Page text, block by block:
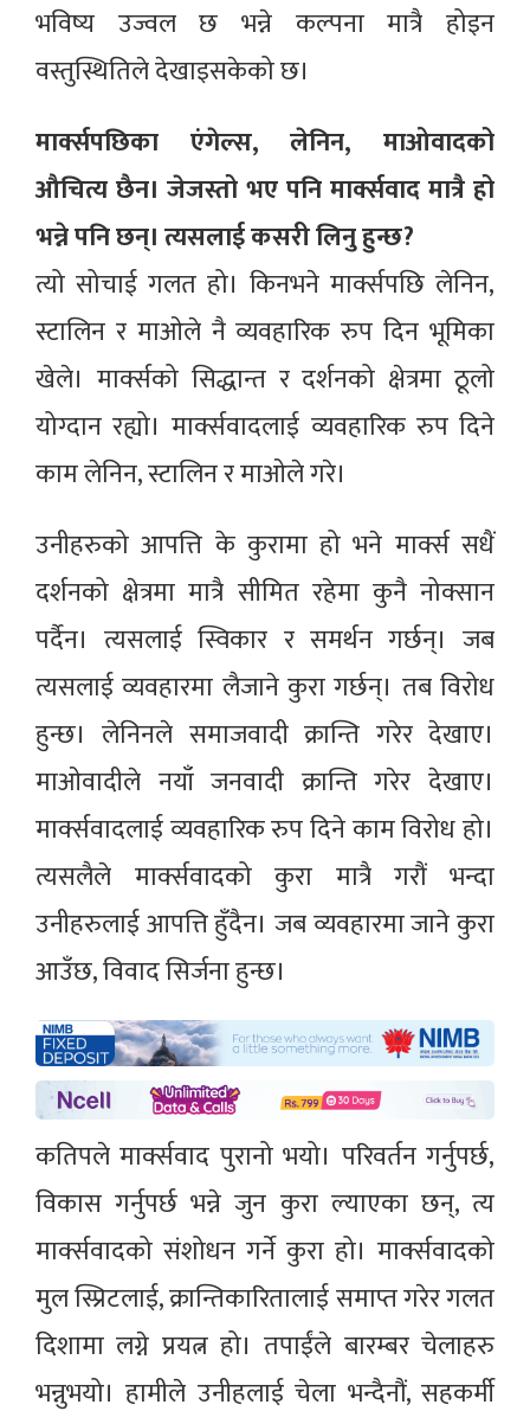
भविष्य उज्वल छ भन्ने कल्पना मात्रै होइन
वस्तुस्थितिले देखाइसकेको छ।
मार्क्सपछिका एंगेल्स, लेनिन, माओवादको
औचित्य छैन। जेजस्तो भए पनि मार्क्सवाद मात्रै हो
भन्ने पनि छन्। त्यसलाई कसरी लिनु हुन्छ?
त्यो सोचाई गलत हो। किनभने मार्क्सपछि लेनिन,
स्टालिन र माओले नै व्यवहारिक रुप दिन भूमिका
खेले। मार्क्सको सिद्धान्त र दर्शनको क्षेत्रमा ठूलो
योग्दान रह्यो। मार्क्सवादलाई व्यवहारिक रुप दिने
काम लेनिन, स्टालिन र माओले गरे।
उनीहरुको आपत्ति के कुरामा हो भने मार्क्स सधैं
दर्शनको क्षेत्रमा मात्रै सीमित रहेमा कुनै नोक्सान
पर्दैन। त्यसलाई स्विकार र समर्थन गर्छन्। जब
त्यसलाई व्यवहारमा लैजाने कुरा गर्छन्। तब विरोध
हुन्छ। लेनिनले समाजवादी क्रान्ति गरेर देखाए।
माओवादीले नयाँ जनवादी क्रान्ति गरेर देखाए।
मार्क्सवादलाई व्यवहारिक रुप दिने काम विरोध हो।
त्यसलैले मार्क्सवादको कुरा मात्रै गरौं भन्दा
उनीहरुलाई आपत्ति हुँदैन। जब व्यवहारमा जाने कुरा
आउँछ, विवाद सिर्जना हुन्छ।
कतिपले मार्क्सवाद पुरानो भयो। परिवर्तन गर्नुपर्छ,
विकास गर्नुपर्छ भन्ने जुन कुरा ल्याएका छन्, त्य
मार्क्सवादको संशोधन गर्ने कुरा हो। मार्क्सवादको
मुल स्प्रिटलाई, क्रान्तिकारितालाई समाप्त गरेर गलत
दिशामा लग्ने प्रयत्न हो। तपाईंले बारम्बर चेलाहरु
भन्नुभयो। हामीले उनीहलाई चेला भन्दैनौं, सहकर्मी